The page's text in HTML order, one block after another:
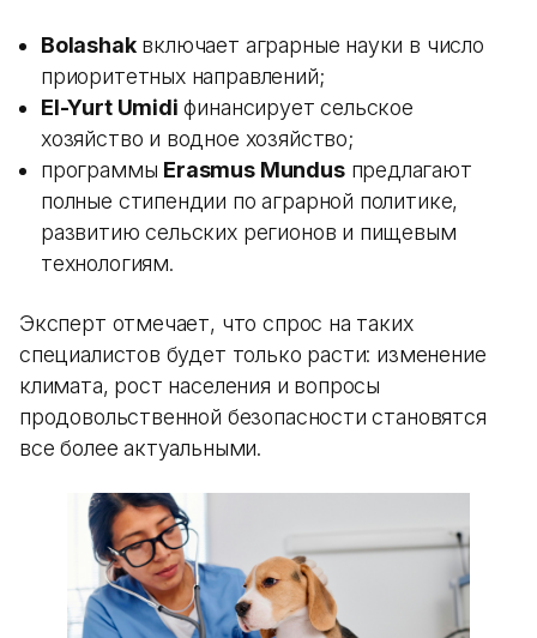
Bolashakвключает аграрные науки в число
приоритетных направлений;
El-Yurt Umidi финансирует сельское
хозяйство и водное хозяйство;
программы Erasmus Mundusпредлагают
полные стипендии по аграрной политике,
развитию сельских регионов и пищевым
технологиям.
Эксперт отмечает, что спрос на таких
специалистов будет только расти: изменение
климата, рост населения и вопросы
продовольственной безопасности становятся
все более актуальными.